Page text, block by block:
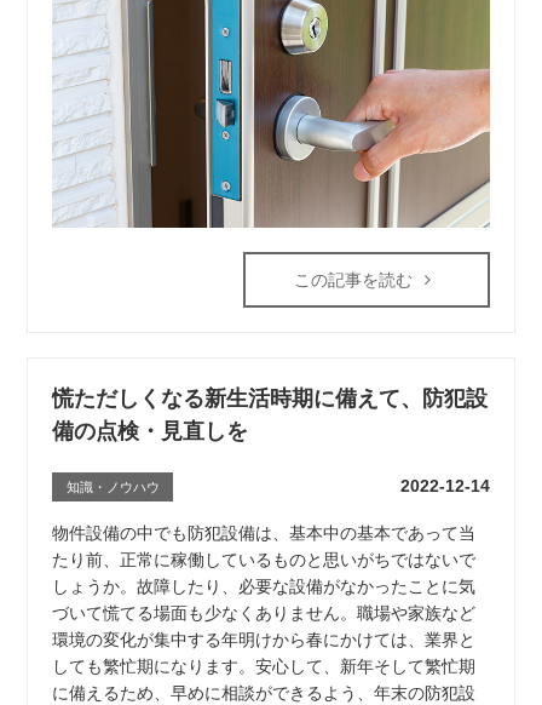
この記事を読む
慌ただしくなる新生活時期に備えて、防犯設
備の点検・見直しを
知識・ノウハウ 2022-12-14
物件設備の中でも防犯設備は、基本中の基本であって当
たり前、正常に稼働しているものと思いがちではないで
しょうか。故障したり、必要な設備がなかったことに気
づいて慌てる場面も少なくありません。職場や家族など
環境の変化が集中する年明けから春にかけては、業界と
しても繁忙期になります。安心して、新年そして繁忙期
に備えるため、早めに相談ができるよう、年末の防犯設